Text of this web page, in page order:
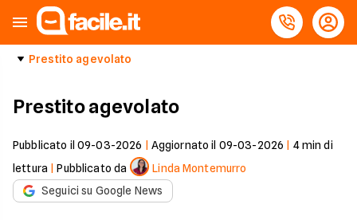
Prestito agevolato
Prestito agevolato
Pubblicato il 09-03-2026 Aggiornato il 09-03-2026 4min di
lettura |Pubblicato da
Linda Montemurro
Seguici su Google News